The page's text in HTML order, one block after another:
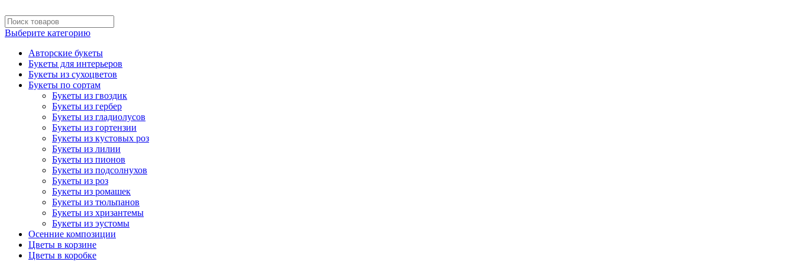
Выберите категорию
Авторские букеты
Букеты для интерьеров
Букеты из сухоцветов
Букеты по сортам
Букеты из гвоздик
Букеты из гербер
Букеты из гладиолусов
Букеты из гортензии
Букеты из кустовых роз
Букеты из лилии
Букеты из пионов
Букеты из подсолнухов
Букеты из роз
Букеты из ромашек
Букеты из тюльпанов
Букеты из хризантемы
Букеты из эустомы
Осенние композиции
Цветы в корзине
Цветы в коробке